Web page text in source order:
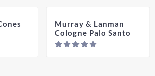
Prijs niet zichtbaar
Murray & Lanman
Cologne Palo Santo